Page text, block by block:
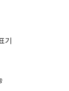
기